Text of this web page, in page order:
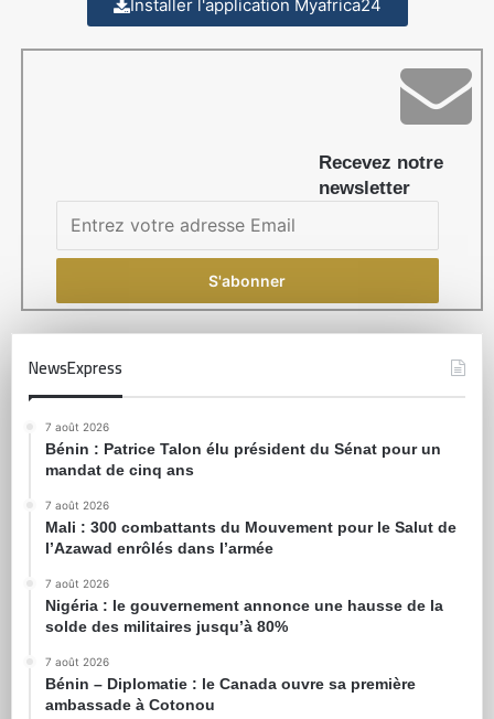
Installer l'application Myafrica24
Recevez notre
newsletter
NewsExpress
7 août 2026
Bénin : Patrice Talon élu président du Sénat pour un
mandat de cinq ans
7 août 2026
Mali : 300 combattants du Mouvement pour le Salut de
l’Azawad enrôlés dans l’armée
7 août 2026
Nigéria : le gouvernement annonce une hausse de la
solde des militaires jusqu’à 80%
7 août 2026
Bénin – Diplomatie : le Canada ouvre sa première
ambassade à Cotonou